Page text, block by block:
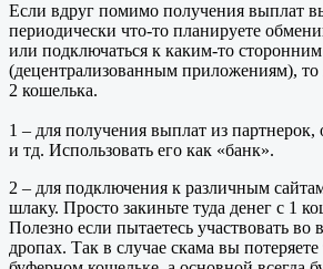
Если вдруг помимо получения выплат
периодически что-то планируете
или подключаться к каким-то
(децентрализованным приложениям), то
2 кошелька.
1 – для получения выплат из партнерок,
и тд. Использовать его как «банк».
2 – для подключения к различным
шлаку. Просто закиньте туда денег с 1
Полезно если пытаетесь участвовать во
дропах. Так в случае скама вы потеряете